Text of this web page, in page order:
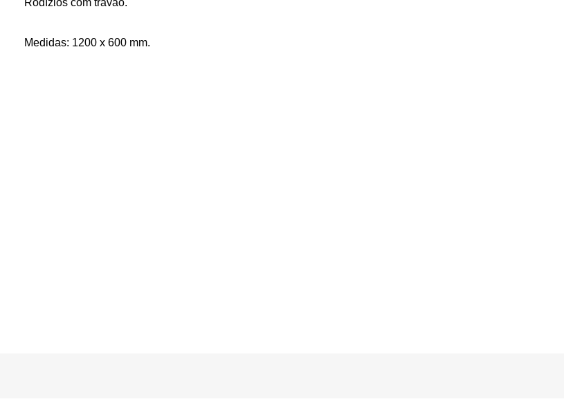
Medidas: 1200 x 600 mm.